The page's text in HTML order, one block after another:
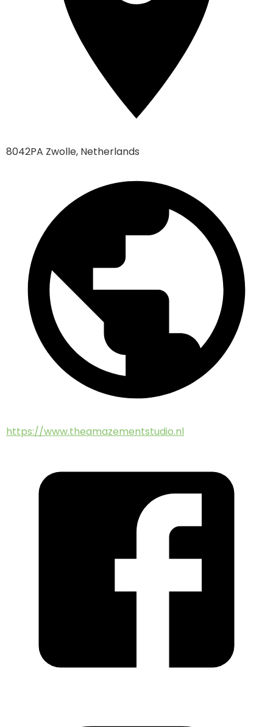
8042PA Zwolle, Netherlands
https://www.theamazementstudio.nl